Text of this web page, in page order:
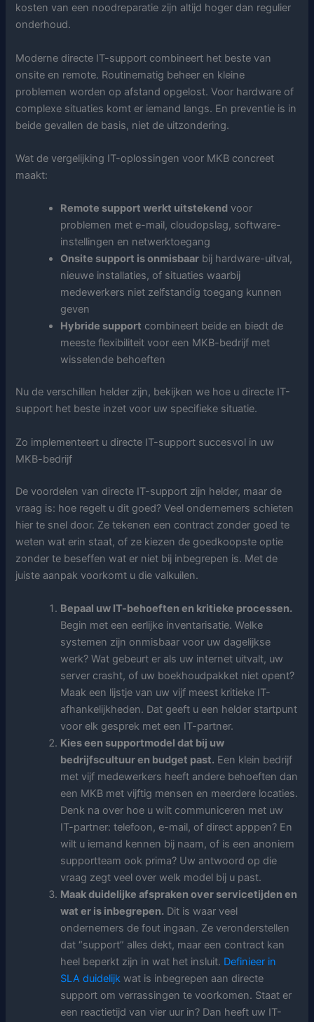
kosten van een noodreparatie zijn altijd hoger dan regulier
onderhoud.
Moderne directe IT-support combineert het beste van
onsite en remote. Routinematig beheer en kleine
problemen worden op afstand opgelost. Voor hardware of
complexe situaties komt er iemand langs. En preventie is in
beide gevallen de basis, niet de uitzondering.
Wat de vergelijking IT-oplossingen voor MKB concreet
maakt:
Remote support werkt uitstekend voor
problemen met e-mail, cloudopslag, software-
instellingen en netwerktoegang
Onsite support is onmisbaar bij hardware-uitval,
nieuwe installaties, of situaties waarbij
medewerkers niet zelfstandig toegang kunnen
geven
Hybride support combineert beide en biedt de
meeste flexibiliteit voor een MKB-bedrijf met
wisselende behoeften
Nu de verschillen helder zijn, bekijken we hoe u directe IT-
support het beste inzet voor uw specifieke situatie.
Zo implementeert u directe IT-support succesvol in uw
MKB-bedrijf
De voordelen van directe IT-support zijn helder, maar de
vraag is: hoe regelt u dit goed? Veel ondernemers schieten
hier te snel door. Ze tekenen een contract zonder goed te
weten wat erin staat, of ze kiezen de goedkoopste optie
zonder te beseffen wat er niet bij inbegrepen is. Met de
juiste aanpak voorkomt u die valkuilen.
Bepaal uw IT-behoeften en kritieke processen.
Begin met een eerlijke inventarisatie. Welke
systemen zijn onmisbaar voor uw dagelijkse
werk? Wat gebeurt er als uw internet uitvalt, uw
server crasht, of uw boekhoudpakket niet opent?
Maak een lijstje van uw vijf meest kritieke IT-
afhankelijkheden. Dat geeft u een helder startpunt
voor elk gesprek met een IT-partner.
Kies een supportmodel dat bij uw
bedrijfscultuur en budget past. Een klein bedrijf
met vijf medewerkers heeft andere behoeften dan
een MKB met vijftig mensen en meerdere locaties.
Denk na over hoe u wilt communiceren met uw
IT-partner: telefoon, e-mail, of direct apppen? En
wilt u iemand kennen bij naam, of is een anoniem
supportteam ook prima? Uw antwoord op die
vraag zegt veel over welk model bij u past.
Maak duidelijke afspraken over servicetijden en
wat er is inbegrepen. Dit is waar veel
ondernemers de fout ingaan. Ze veronderstellen
dat “support” alles dekt, maar een contract kan
heel beperkt zijn in wat het insluit. Definieer in
SLA duidelijk wat is inbegrepen aan directe
support om verrassingen te voorkomen. Staat er
een reactietijd van vier uur in? Dan heeft uw IT-